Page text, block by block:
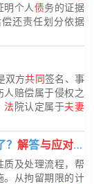
明个人债务的证据
偿还责任划分依据
双方共同签名、事
人赔偿属于侵权之
法院认定属于夫妻
？解答与应对指南
质及处理流程，帮
。从拘留期限的计